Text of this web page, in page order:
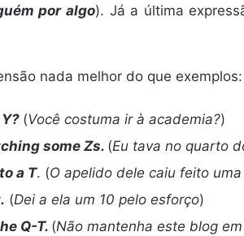
por algo). Já a última
nada melhor do que exemplos:
(Você costuma ir à academia?)
some Zs. (Eu tava no quarto
a T. (O apelido dele caiu feito uma
(Dei a ela um 10 pelo esforço)
Q-T. (Não mantenha este blog